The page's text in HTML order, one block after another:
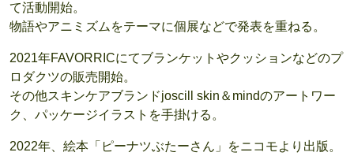
て活動開始。
物語やアニミズムをテーマに個展などで発表を重ねる。
2021年FAVORRICにてブランケットやクッションなどのプ
ロダクツの販売開始。
その他スキンケアブランドjoscill skin＆mindのアートワー
ク、パッケージイラストを手掛ける。
2022年、絵本「ピーナツぶたーさん」をニコモより出版。